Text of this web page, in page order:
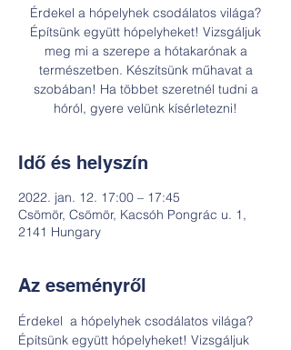
Érdekel a hópelyhek csodálatos világa?
Építsünk együtt hópelyheket! Vizsgáljuk
meg mi a szerepe a hótakarónak a
természetben. Készítsünk műhavat a
szobában! Ha többet szeretnél tudni a
hóról, gyere velünk kísérletezni!
Idő és helyszín
2022. jan. 12. 17:00 – 17:45
Csömör, Csömör, Kacsóh Pongrác u. 1,
2141 Hungary
Az eseményről
Érdekel  a hópelyhek csodálatos világa?
Építsünk együtt hópelyheket! Vizsgáljuk